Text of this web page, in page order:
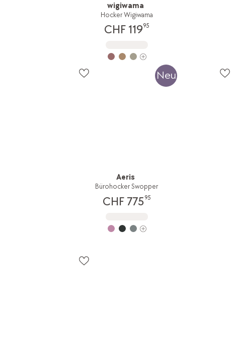
wigiwama
Hocker Wigiwama
CHF 11995
Neu
Aeris
Bürohocker Swopper
CHF 77595